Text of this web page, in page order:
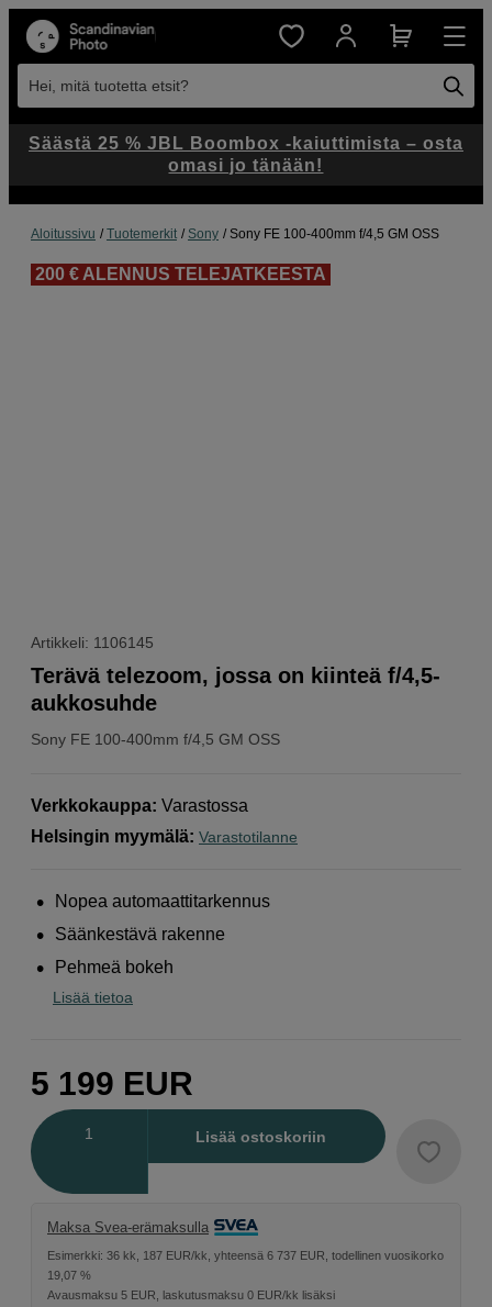
Hei, mitä tuotetta etsit?
Aloitussivu Tuotemerkit Sony Sony FE 100-400mm f/4,5 GM OSS
200 € ALENNUS TELEJATKEESTA
Artikkeli: 1106145
Sony FE 100-400mm f/4,5 GM OSS
Terävä telezoom, jossa on kiinteä f/4,5-
aukkosuhde
Verkkokauppa: Varastossa
Helsingin myymälä: Varastotilanne
Nopea automaattitarkennus
Säänkestävä rakenne
Pehmeä bokeh
Lisää tietoa
5 199 EUR
Lisää ostoskoriin
Maksa Svea-erämaksulla
Esimerkki: 36 kk, 187 EUR/kk, yhteensä 6 737 EUR, todellinen vuosikorko
19,07 %
Avausmaksu 5 EUR, laskutusmaksu 0 EUR/kk lisäksi
Säästä 25 % JBL Boombox -kaiuttimista – osta
omasi jo tänään!